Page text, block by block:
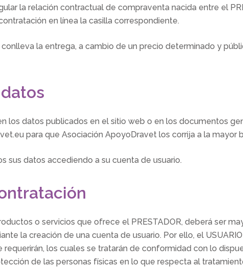
la relación contractual de compraventa nacida entre el
en línea la casilla correspondiente.
la entrega, a cambio de un precio determinado y
los datos publicados en el sitio web o en los documentos
para que Asociación ApoyoDravet los corrija a la mayor
sus datos accediendo a su cuenta de usuario.
o servicios que ofrece el PRESTADOR, deberá ser
la creación de una cuenta de usuario. Por ello, el
los cuales se tratarán de conformidad con lo
de las personas físicas en lo que respecta al